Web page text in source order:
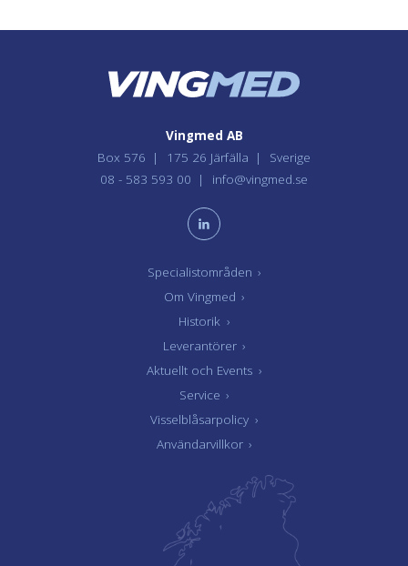
Specialistområden ›
Om Vingmed ›
Historik ›
Leverantörer ›
Aktuellt och Events ›
Service ›
Visselblåsarpolicy ›
Användarvillkor ›
Vingmed AB
Box 576
175 26 Järfälla
Sverige
08 - 583 593 00
info@vingmed.se